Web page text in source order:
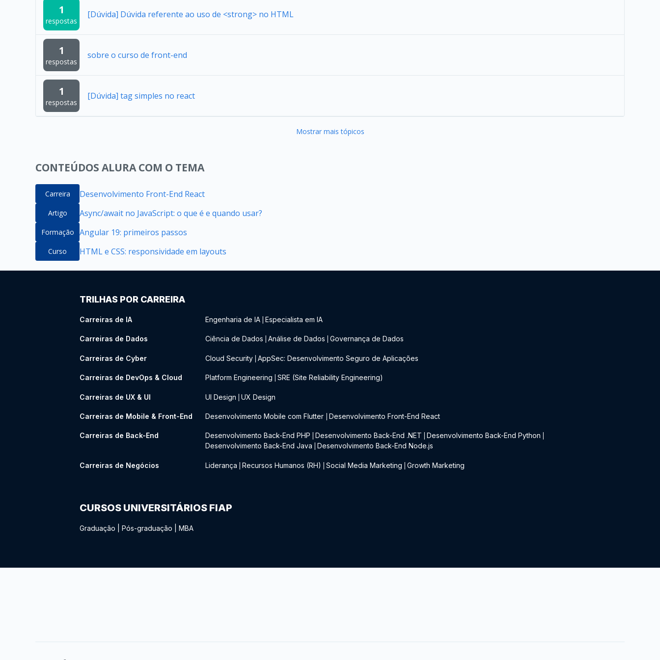
1
respostas
[Dúvida] Dúvida referente ao uso de <strong> no HTML
1
respostas
sobre o curso de front-end
1
respostas
[Dúvida] tag simples no react
Mostrar mais tópicos
CONTEÚDOS ALURA COM O TEMA
Carreira Desenvolvimento Front-End React
Artigo Async/await no JavaScript: o que é e quando usar?
Formação Angular 19: primeiros passos
Curso HTML e CSS: responsividade em layouts
TRILHAS POR CARREIRA
Carreiras de IA Engenharia de IA Especialista em IA
Carreiras de Dados Ciência de Dados Análise de Dados Governança de Dados
Carreiras de Cyber Cloud Security AppSec: Desenvolvimento Seguro de Aplicações
Carreiras de DevOps & Cloud Platform Engineering SRE (Site Reliability Engineering)
Carreiras de UX & UI UI Design UX Design
Carreiras de Mobile & Front-End Desenvolvimento Mobile com Flutter Desenvolvimento Front-End React
Carreiras de Back-End Desenvolvimento Back-End PHP Desenvolvimento Back-End .NET Desenvolvimento Back-End Python
Desenvolvimento Back-End Java Desenvolvimento Back-End Node.js
Carreiras de Negócios Liderança Recursos Humanos (RH) Social Media Marketing Growth Marketing
CURSOS UNIVERSITÁRIOS FIAP
Graduação Pós-graduação MBA